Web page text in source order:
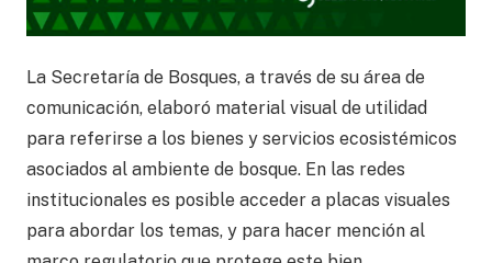
La Secretaría de Bosques, a través de su área de
comunicación, elaboró material visual de utilidad
para referirse a los bienes y servicios ecosistémicos
asociados al ambiente de bosque. En las redes
institucionales es posible acceder a placas visuales
para abordar los temas, y para hacer mención al